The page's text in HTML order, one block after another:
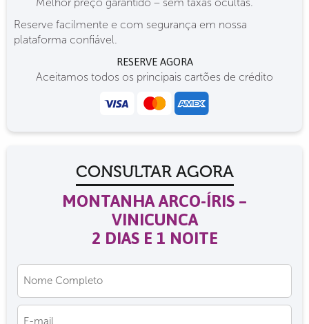
Melhor preço garantido – sem taxas ocultas.
Reserve facilmente e com segurança em nossa
plataforma confiável.
RESERVE AGORA
Aceitamos todos os principais cartões de crédito
CONSULTAR AGORA
MONTANHA ARCO-ÍRIS –
VINICUNCA
2 DIAS E 1 NOITE